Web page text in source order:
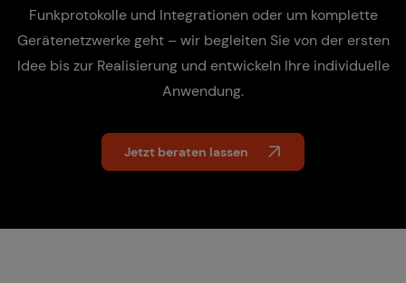
Funkprotokolle und Integrationen oder um komplette
Gerätenetzwerke geht – wir begleiten Sie von der ersten
Idee bis zur Rea­li­sie­rung und entwickeln Ihre individuelle
Anwendung.
Jetzt beraten lassen